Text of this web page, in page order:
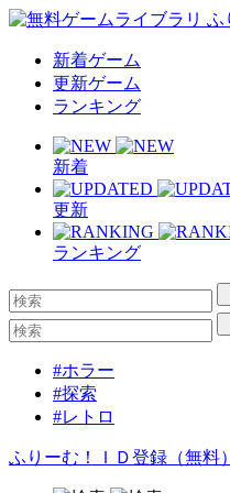
新着ゲーム
更新ゲーム
ランキング
新着
更新
ランキング
#ホラー
#探索
#レトロ
ふりーむ！ＩＤ登録（無料）